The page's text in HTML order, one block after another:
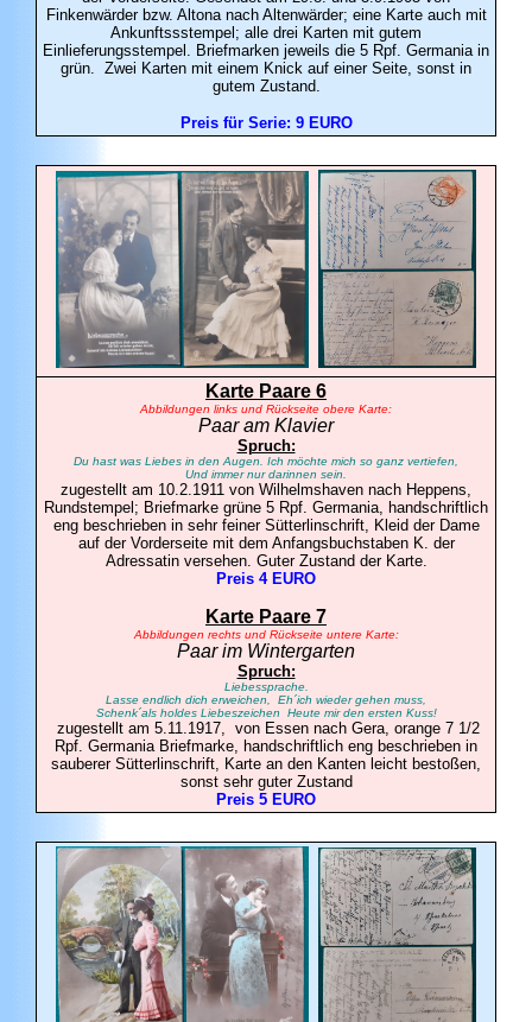
Finkenwärder bzw. Altona nach Altenwärder; eine Karte auch mit
Ankunftssstempel; alle drei Karten mit gutem
Einlieferungsstempel. Briefmarken jeweils die 5 Rpf. Germania in
grün. Zwei Karten mit einem Knick auf einer Seite, sonst in
gutem Zustand.
Preis für Serie: 9 EURO
Karte Paare 6
Abbildungen links und Rückseite obere Karte:
Paar am Klavier
Spruch:
Du hast was Liebes in den Augen. Ich möchte mich so ganz vertiefen,
Und immer nur darinnen sein.
zugestellt am 10.2.1911 von Wilhelmshaven nach Heppens,
Rundstempel; Briefmarke grüne 5 Rpf. Germania, handschriftlich
eng beschrieben in sehr feiner Sütterlinschrift, Kleid der Dame
auf der Vorderseite mit dem Anfangsbuchstaben K. der
Adressatin versehen. Guter Zustand der Karte.
Preis 4 EURO
Karte Paare 7
Abbildungen rechts und Rückseite untere Karte:
Paar im Wintergarten
Spruch:
Liebessprache.
Lasse endlich dich erweichen, Eh´ich wieder gehen muss,
Schenk´als holdes Liebeszeichen Heute mir den ersten Kuss!
zugestellt am 5.11.1917, von Essen nach Gera, orange 7 1/2
Rpf. Germania Briefmarke, handschriftlich eng beschrieben in
sauberer Sütterlinschrift, Karte an den Kanten leicht bestoßen,
sonst sehr guter Zustand
Preis 5 EURO